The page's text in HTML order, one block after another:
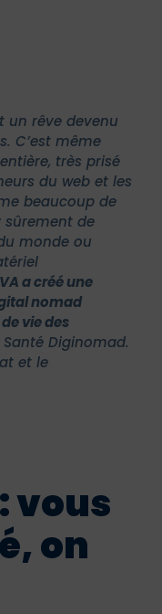
un rêve devenu
C’est même
très prisé
du web et les
beaucoup de
sûrement de
monde ou
a créé une
nomad
vie des
Santé Diginomad.
et le
vous
on